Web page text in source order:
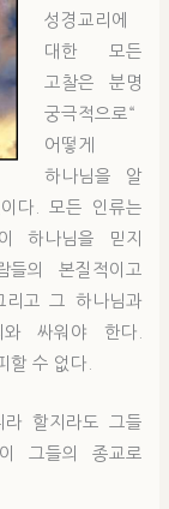
성경교리에
대한 모든
고찰은 분명
궁극적으로“
어떻게
하나님을 알
다. 모든 인류는
하나님을 믿지
의 본질적이고
리고 그 하나님과
싸워야 한다.
할 수 없다.
할지라도 그들
그들의 종교로